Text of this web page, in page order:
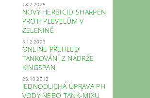
18.2.2025
NOVÝ HERBICID SHARPEN
PROTI PLEVELŮM V
ZELENINĚ
5.12.2023
ONLINE PŘEHLED
TANKOVÁNÍ Z NÁDRŽE
KINGSPAN
25.10.2019
JEDNODUCHÁ ÚPRAVA PH
VODY NEBO TANK-MIXU